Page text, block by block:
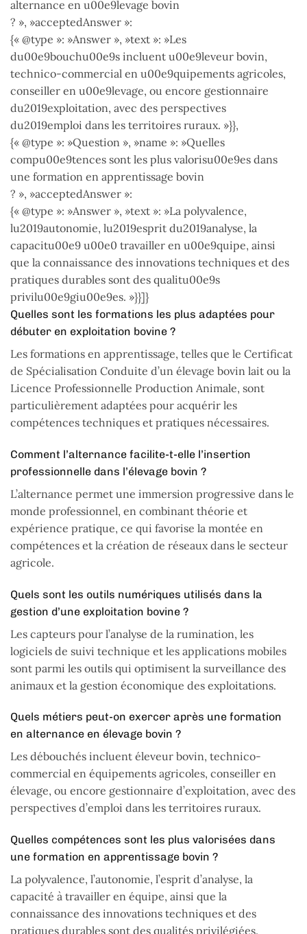
alternance en u00e9levage bovin
? », »acceptedAnswer »:
{« @type »: »Answer », »text »: »Les
du00e9bouchu00e9s incluent u00e9leveur bovin,
technico-commercial en u00e9quipements agricoles,
conseiller en u00e9levage, ou encore gestionnaire
du2019exploitation, avec des perspectives
du2019emploi dans les territoires ruraux. »}},
{« @type »: »Question », »name »: »Quelles
compu00e9tences sont les plus valorisu00e9es dans
une formation en apprentissage bovin
? », »acceptedAnswer »:
{« @type »: »Answer », »text »: »La polyvalence,
lu2019autonomie, lu2019esprit du2019analyse, la
capacitu00e9 u00e0 travailler en u00e9quipe, ainsi
que la connaissance des innovations techniques et des
pratiques durables sont des qualitu00e9s
privilu00e9giu00e9es. »}}]}
Quelles sont les formations les plus adaptées pour
débuter en exploitation bovine ?
Les formations en apprentissage, telles que le Certificat
de Spécialisation Conduite d’un élevage bovin lait ou la
Licence Professionnelle Production Animale, sont
particulièrement adaptées pour acquérir les
compétences techniques et pratiques nécessaires.
Comment l’alternance facilite-t-elle l’insertion
professionnelle dans l’élevage bovin ?
L’alternance permet une immersion progressive dans le
monde professionnel, en combinant théorie et
expérience pratique, ce qui favorise la montée en
compétences et la création de réseaux dans le secteur
agricole.
Quels sont les outils numériques utilisés dans la
gestion d’une exploitation bovine ?
Les capteurs pour l’analyse de la rumination, les
logiciels de suivi technique et les applications mobiles
sont parmi les outils qui optimisent la surveillance des
animaux et la gestion économique des exploitations.
Quels métiers peut-on exercer après une formation
en alternance en élevage bovin ?
Les débouchés incluent éleveur bovin, technico-
commercial en équipements agricoles, conseiller en
élevage, ou encore gestionnaire d’exploitation, avec des
perspectives d’emploi dans les territoires ruraux.
Quelles compétences sont les plus valorisées dans
une formation en apprentissage bovin ?
La polyvalence, l’autonomie, l’esprit d’analyse, la
capacité à travailler en équipe, ainsi que la
connaissance des innovations techniques et des
pratiques durables sont des qualités privilégiées.